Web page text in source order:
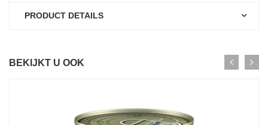
PRODUCT DETAILS
BEKIJKT U OOK